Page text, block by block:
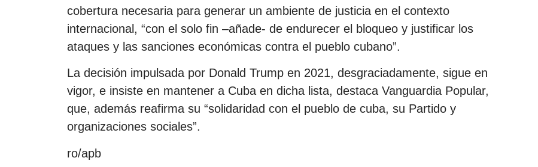
cobertura necesaria para generar un ambiente de justicia en el contexto
internacional, “con el solo fin –añade- de endurecer el bloqueo y justificar los
ataques y las sanciones económicas contra el pueblo cubano”.
La decisión impulsada por Donald Trump en 2021, desgraciadamente, sigue en
vigor, e insiste en mantener a Cuba en dicha lista, destaca Vanguardia Popular,
que, además reafirma su “solidaridad con el pueblo de cuba, su Partido y
organizaciones sociales”.
ro/apb